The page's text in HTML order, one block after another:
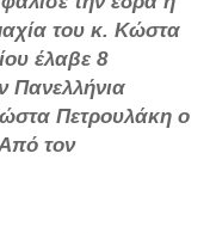
του κ. Κώστα
έλαβε 8
Πετρουλάκη ο
τον